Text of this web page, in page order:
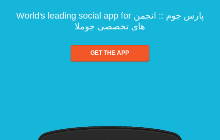
World's leading social app for پارس جوم :: انجمن
های تخصصی جوملا
GET THE APP